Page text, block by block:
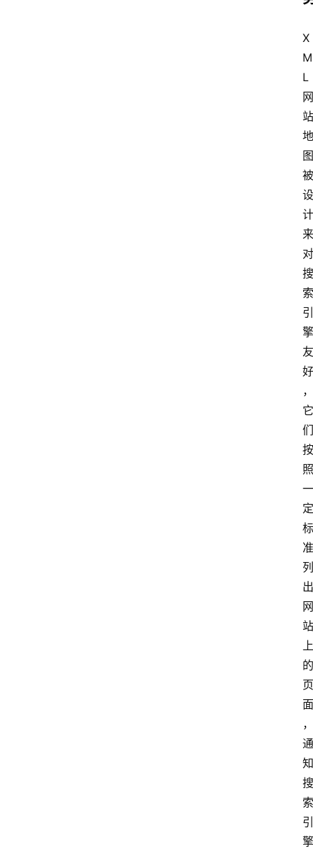
X
M
L
网
站
地
图
被
设
计
来
对
搜
索
引
擎
友
好
，
它
们
按
照
一
定
标
准
列
出
网
站
上
的
页
面
，
通
知
搜
索
引
擎